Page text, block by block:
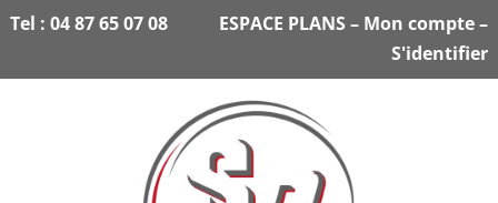
Tel : 04 87 65 07 08 ESPACE PLANS– Mon compte–
S'identifier